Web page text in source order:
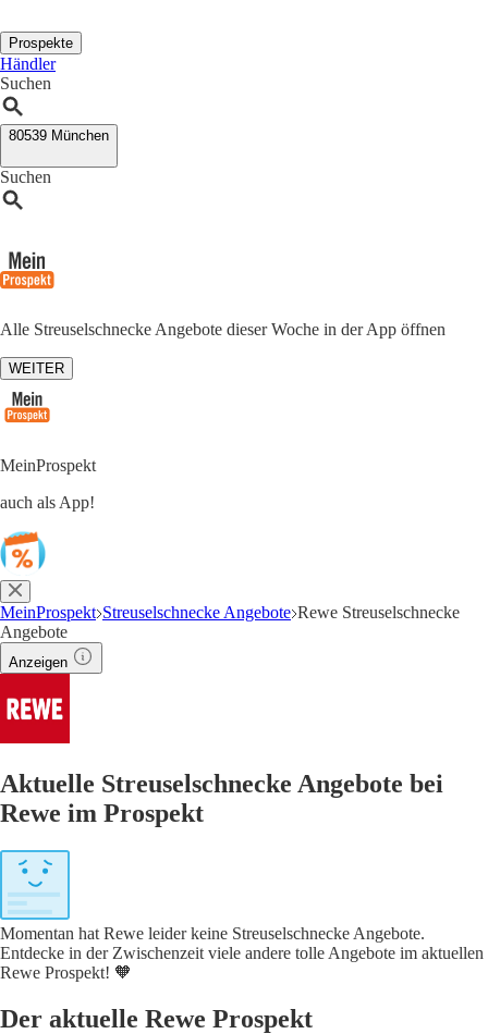
Prospekte
Händler
Suchen
80539 München
Suchen
Alle Streuselschnecke Angebote dieser Woche in der App öffnen
WEITER
MeinProspekt
auch als App!
MeinProspekt Streuselschnecke Angebote Rewe Streuselschnecke
Angebote
Anzeigen
Aktuelle Streuselschnecke Angebote bei
Rewe im Prospekt
Momentan hat Rewe leider keine Streuselschnecke Angebote.
Entdecke in der Zwischenzeit viele andere tolle Angebote im aktuellen
Rewe Prospekt! 🧡
Der aktuelle Rewe Prospekt